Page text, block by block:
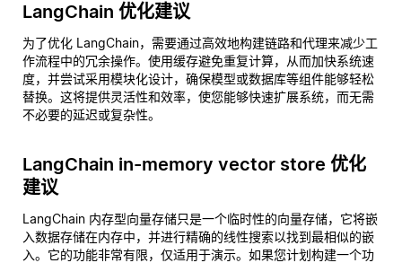
LangChain 优化建议
为了优化 LangChain，需要通过高效地构建链路和代理来减少工
作流程中的冗余操作。使用缓存避免重复计算，从而加快系统速
度，并尝试采用模块化设计，确保模型或数据库等组件能够轻松
替换。这将提供灵活性和效率，使您能够快速扩展系统，而无需
不必要的延迟或复杂性。
LangChain in-memory vector store 优化
建议
LangChain 内存型向量存储只是一个临时性的向量存储，它将嵌
入数据存储在内存中，并进行精确的线性搜索以找到最相似的嵌
入。它的功能非常有限，仅适用于演示。如果您计划构建一个功